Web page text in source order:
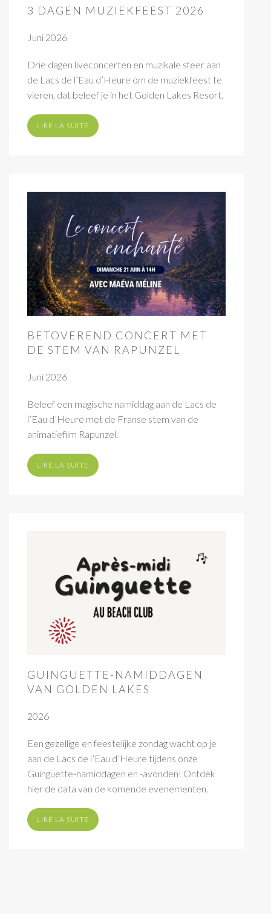
3 DAGEN MUZIEKFEEST 2026
Juni 2026
Drie dagen liveconcerten en muzikale sfeer aan
de Lacs de l’Eau d’Heure om de muziekfeest te
vieren, dat beleef je in het Golden Lakes Resort.
LIRE LA SUITE
BETOVEREND CONCERT MET
DE STEM VAN RAPUNZEL
Juni 2026
Beleef een magische namiddag aan de Lacs de
l’Eau d’Heure met de Franse stem van de
animatiefilm Rapunzel.
LIRE LA SUITE
GUINGUETTE-NAMIDDAGEN
VAN GOLDEN LAKES
2026
Een gezellige en feestelijke zondag wacht op je
aan de Lacs de l’Eau d’Heure tijdens onze
Guinguette-namiddagen en -avonden! Ontdek
hier de data van de komende evenementen.
LIRE LA SUITE